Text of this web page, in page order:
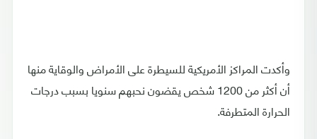
وأكدت المراكز الأمريكية للسيطرة على الأمراض والوقاية منها
أن أكثر من 1200 شخص يقضون نحبهم سنويا بسبب درجات
الحرارة المتطرفة.